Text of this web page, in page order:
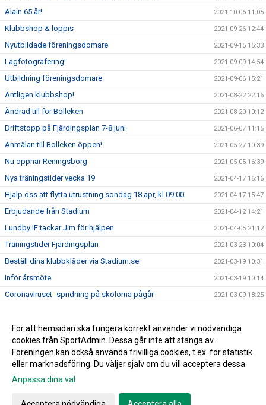
Alain 65 år! 2021-10-06 11:05
Klubbshop & loppis 2021-09-26 12:44
Nyutbildade föreningsdomare 2021-09-15 15:33
Lagfotografering! 2021-09-09 14:54
Utbildning föreningsdomare 2021-09-06 15:21
Äntligen klubbshop! 2021-08-22 22:16
Ändrad till för Bolleken 2021-08-20 10:12
Driftstopp på Fjärdingsplan 7-8 juni 2021-06-07 11:15
Anmälan till Bolleken öppen! 2021-05-27 10:39
Nu öppnar Reningsborg 2021-05-05 16:39
Nya träningstider vecka 19 2021-04-17 16:16
Hjälp oss att flytta utrustning söndag 18 apr, kl 09:00 2021-04-17 15:47
Erbjudande från Stadium 2021-04-12 14:21
Lundby IF tackar Jim för hjälpen 2021-04-05 21:12
Träningstider Fjärdingsplan 2021-03-23 10:04
Beställ dina klubbkläder via Stadium.se 2021-03-19 10:31
Inför årsmöte 2021-03-19 10:14
Coronaviruset -spridning på skolorna pågår 2021-03-09 18:25
Årsmöte 21 mars 2021-03-02 12:58
Grattis Tomas Fredlund! 2021-03-02 07:00
Gå till Webbversion
För att hemsidan ska fungera korrekt använder vi nödvändiga
cookies från SportAdmin. Dessa går inte att stänga av.
Föreningen kan också använda frivilliga cookies, t.ex. för statistik
eller marknadsföring. Du väljer själv om du vill acceptera dessa.
Anpassa dina val